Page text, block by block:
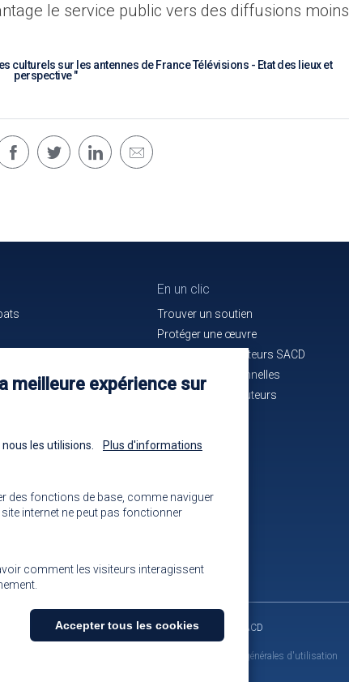
le service public vers des diffusions moins
culturels sur les antennes de France Télévisions - Etat des lieux et
perspective "
presse
d'identification
En un clic
Trouver un soutien
Protéger une œuvre
La maison des auteurs SACD
Alertes professionnelles
La mutuelle des auteurs
Contact Retour à l'accueil Venir à la SACD
Mentions légales et conditions générales d'utilisation
meilleure expérience sur
les utilisions. Plus d'informations
des fonctions de base, comme naviguer
internet ne peut pas fonctionner
comment les visiteurs interagissent
Accepter tous les cookies